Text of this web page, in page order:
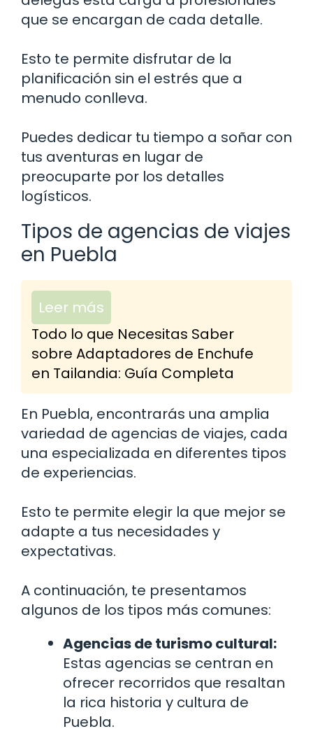
que se encargan de cada detalle.
Esto te permite disfrutar de la
planificación sin el estrés que a
menudo conlleva.
Puedes dedicar tu tiempo a soñar con
tus aventuras en lugar de
preocuparte por los detalles
logísticos.
Tipos de agencias de viajes
en Puebla
Leer más
Todo lo que Necesitas Saber
sobre Adaptadores de Enchufe
en Tailandia: Guía Completa
En Puebla, encontrarás una amplia
variedad de agencias de viajes, cada
una especializada en diferentes tipos
de experiencias.
Esto te permite elegir la que mejor se
adapte a tus necesidades y
expectativas.
A continuación, te presentamos
algunos de los tipos más comunes:
Agencias de turismo cultural:
Estas agencias se centran en
ofrecer recorridos que resaltan
la rica historia y cultura de
Puebla.